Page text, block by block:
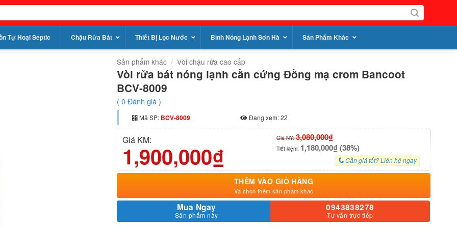
Tự Hoại Septic Chậu Rửa Bát Thiết Bị Lọc Nước Bình Nóng Lạnh Sơn Hà Sản Phẩm Khác
Sản phẩm khác / Vòi chậu rửa cao cấp
Vòi rửa bát nóng lạnh cần cứng Đồng mạ crom Bancoot
BCV-8009
( 0Đánh giá )
Mã SP: BCV-8009 Đang xem: 22
Giá KM:
1,900,000₫
Giá NY:3,080,000₫
Tiết kiệm: 1,180,000₫ (38%)
Cần giá tốt? Liên hệ ngay
THÊM VÀO GIỎ HÀNG
Và chọn thêm sản phẩm khác
Mua Ngay
Sản phẩm này
0943838278
Tư vấn trực tiếp